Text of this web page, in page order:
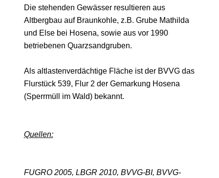
Die stehenden Gewässer resultieren aus
Altbergbau auf Braunkohle, z.B. Grube Mathilda
und Else bei Hosena, sowie aus vor 1990
betriebenen Quarzsandgruben.
Als altlastenverdächtige Fläche ist der BVVG das
Flurstück 539, Flur 2 der Gemarkung Hosena
(Sperrmüll im Wald) bekannt.
Quellen:
FUGRO 2005, LBGR 2010, BVVG-BI, BVVG-